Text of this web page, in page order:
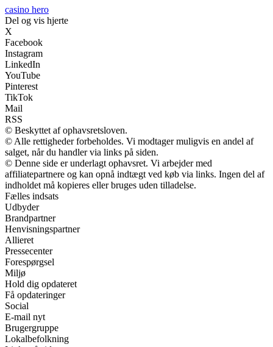
casino hero
Del og vis hjerte
X
Facebook
Instagram
LinkedIn
YouTube
Pinterest
TikTok
Mail
RSS
© Beskyttet af ophavsretsloven.
© Alle rettigheder forbeholdes. Vi modtager muligvis en andel af
salget, når du handler via links på siden.
© Denne side er underlagt ophavsret. Vi arbejder med
affiliatepartnere og kan opnå indtægt ved køb via links. Ingen del af
indholdet må kopieres eller bruges uden tilladelse.
Fælles indsats
Udbyder
Brandpartner
Henvisningspartner
Allieret
Pressecenter
Forespørgsel
Miljø
Hold dig opdateret
Få opdateringer
Social
E-mail nyt
Brugergruppe
Lokalbefolkning